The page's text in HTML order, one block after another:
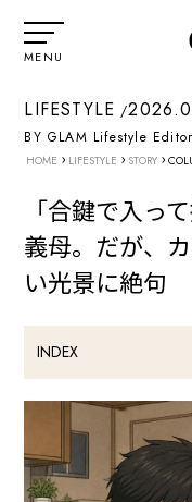
MENU
LIFESTYLE
BY GLAM Lifestyle
HOME › LIFESTYLE › STORY ›
「合鍵で入っ
義母。だが、
い光景に絶句
INDEX